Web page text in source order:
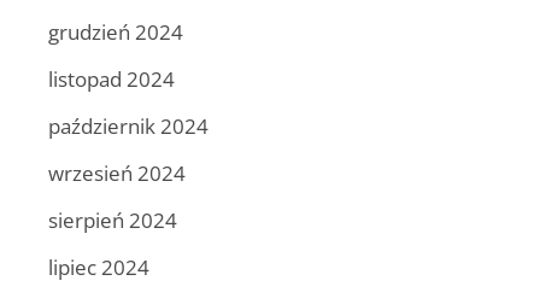
grudzień 2024
listopad 2024
październik 2024
wrzesień 2024
sierpień 2024
lipiec 2024